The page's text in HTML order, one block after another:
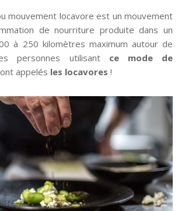
mouvement locavore est un mouvement
de nourriture produite dans un
à 250 kilomètres maximum autour de
personnes utilisant ce mode de
appelés les locavores !